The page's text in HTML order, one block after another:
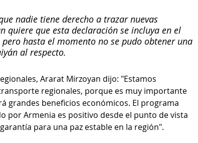
nadie tiene derecho a trazar nuevas
quiere que esta declaración se incluya en el
hasta el momento no se pudo obtener una
al respecto.
Ararat Mirzoyan dijo: "Estamos
regionales, porque es muy importante
grandes beneficios económicos. El programa
por Armenia es positivo desde el punto de vista
para una paz estable en la región".